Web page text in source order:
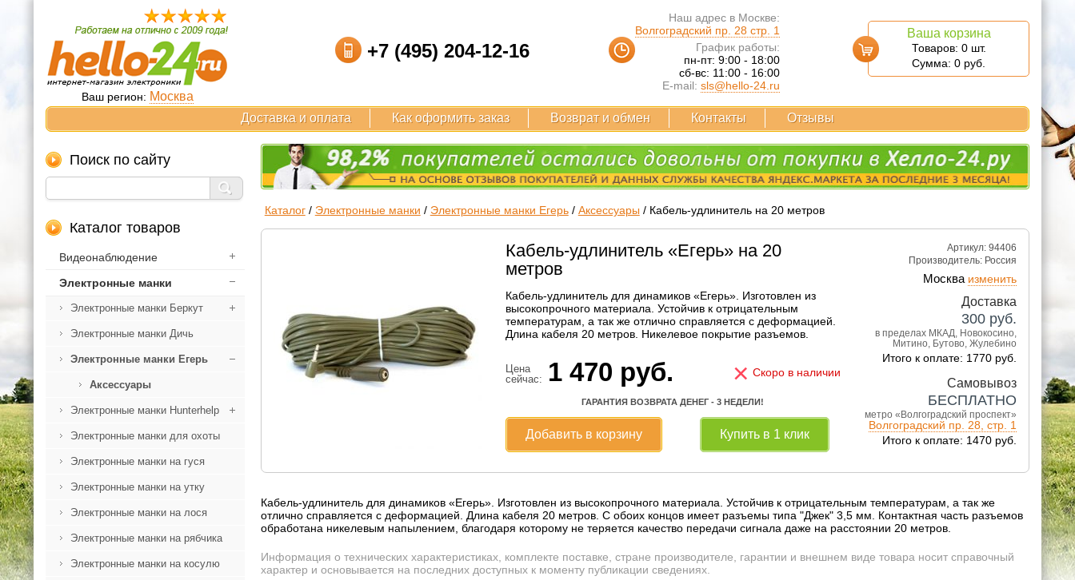
Ваш регион: Москва
+7 (495) 204-12-16
Наш адрес в Москве:
Волгоградский пр. 28 стр. 1
График работы:
пн-пт: 9:00 - 18:00
сб-вс: 11:00 - 16:00
E-mail: sls@hello-24.ru
Ваша корзина
Товаров: 0 шт.
Сумма: 0 руб.
Доставка и оплата Как оформить заказ Возврат и обмен Контакты Отзывы
Поиск по сайту
Каталог товаров
Видеонаблюдение
Электронные манки
Электронные манки Беркут
Электронные манки Дичь
Электронные манки Егерь
Аксессуары
Электронные манки Hunterhelp
Электронные манки для охоты
Электронные манки на гуся
Электронные манки на утку
Электронные манки на лося
Электронные манки на рябчика
Электронные манки на косулю
Каталог/ Электронные манки / Электронные манки Егерь/ Аксессуары / Кабель-удлинитель на 20 метров
Артикул: 94406
Производитель: Россия
Москва изменить
Доставка
300 руб.
в пределах МКАД, Новокосино,
Митино, Бутово, Жулебино
Итого к оплате: 1770 руб.
Самовывоз
БЕСПЛАТНО
метро «Волгоградский проспект»
Волгоградский пр. 28, стр. 1
Итого к оплате: 1470 руб.
Кабель-удлинитель «Егерь» на 20
метров
Кабель-удлинитель для динамиков «Егерь». Изготовлен из
высокопрочного материала. Устойчив к отрицательным
температурам, а так же отлично справляется с деформацией.
Длина кабеля 20 метров. Никелевое покрытие разъемов.
Цена
сейчас:
1 470 руб. × Скоро в наличии
ГАРАНТИЯ ВОЗВРАТА ДЕНЕГ - 3 НЕДЕЛИ!
Добавить в корзину Купить в 1 клик
Кабель-удлинитель для динамиков «Егерь». Изготовлен из высокопрочного материала. Устойчив к отрицательным температурам, а так же
отлично справляется с деформацией. Длина кабеля 20 метров. С обоих концов имеет разъемы типа "Джек" 3,5 мм. Контактная часть разъемов
обработана никелевым напылением, благодаря которому не теряется качество передачи сигнала даже на расстоянии 20 метров.
Информация о технических характеристиках, комплекте поставке, стране производителе, гарантии и внешнем виде товара носит справочный
характер и основывается на последних доступных к моменту публикации сведениях.